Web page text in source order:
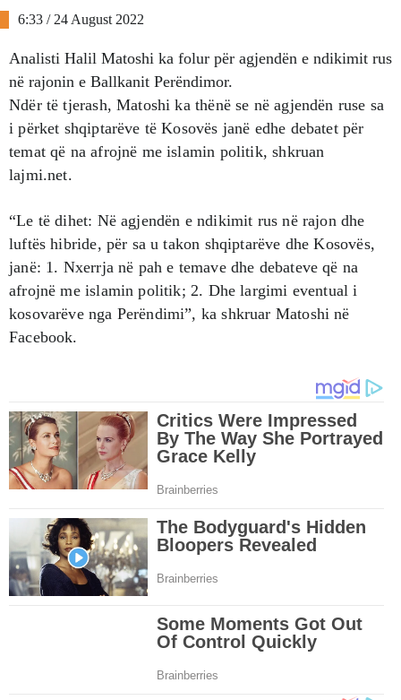
6:33 / 24 August 2022
Analisti Halil Matoshi ka folur për agjendën e ndikimit rus
në rajonin e Ballkanit Perëndimor.
Ndër të tjerash, Matoshi ka thënë se në agjendën ruse sa
i përket shqiptarëve të Kosovës janë edhe debatet për
temat që na afrojnë me islamin politik, shkruan
lajmi.net.
“Le të dihet: Në agjendën e ndikimit rus në rajon dhe
luftës hibride, për sa u takon shqiptarëve dhe Kosovës,
janë: 1. Nxerrja në pah e temave dhe debateve që na
afrojnë me islamin politik; 2. Dhe largimi eventual i
kosovarëve nga Perëndimi”, ka shkruar Matoshi në
Facebook.